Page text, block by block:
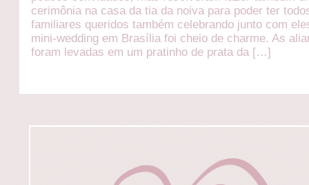
cerimônia na casa da tia da noiva para poder ter
familiares queridos também celebrando junto com
mini-wedding em Brasília foi cheio de charme. As
foram levadas em um pratinho de prata da […]